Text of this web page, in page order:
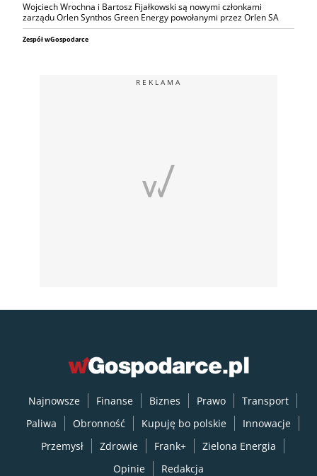
Wojciech Wrochna i Bartosz Fijałkowski są nowymi członkami
zarządu Orlen Synthos Green Energy powołanymi przez Orlen SA
Zespół wGospodarce
REKLAMA
Najnowsze Finanse Biznes Prawo
Transport
Paliwa
Obronność Kupuję bo polskie
Innowacje
Przemysł
Zdrowie Frank+
Zielona Energia
Opinie
Redakcja